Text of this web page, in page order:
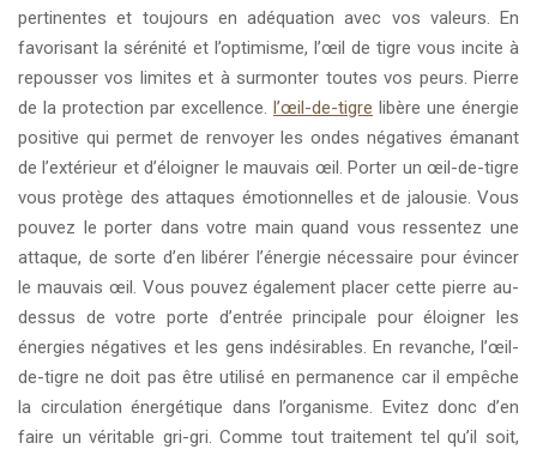
pertinentes et toujours en adéquation avec vos valeurs. En
favorisant la sérénité et l’optimisme, l’œil de tigre vous incite à
repousser vos limites et à surmonter toutes vos peurs. Pierre
de la protection par excellence. l’œil-de-tigre libère une énergie
positive qui permet de renvoyer les ondes négatives émanant
de l’extérieur et d’éloigner le mauvais œil. Porter un œil-de-tigre
vous protège des attaques émotionnelles et de jalousie. Vous
pouvez le porter dans votre main quand vous ressentez une
attaque, de sorte d’en libérer l’énergie nécessaire pour évincer
le mauvais œil. Vous pouvez également placer cette pierre au-
dessus de votre porte d’entrée principale pour éloigner les
énergies négatives et les gens indésirables. En revanche, l’œil-
de-tigre ne doit pas être utilisé en permanence car il empêche
la circulation énergétique dans l’organisme. Evitez donc d’en
faire un véritable gri-gri. Comme tout traitement tel qu’il soit,